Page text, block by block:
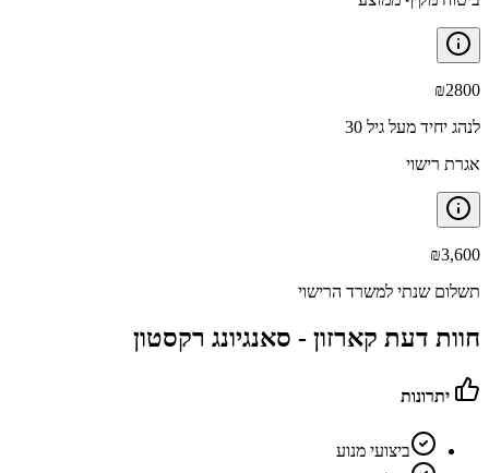
₪2800
לנהג יחיד מעל גיל 30
אגרת רישוי
₪3,600
תשלום שנתי למשרד הרישוי
חוות דעת קארזון - סאנגיונג רקסטון
יתרונות
ביצועי מנוע